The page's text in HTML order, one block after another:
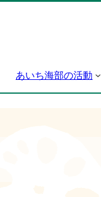
あいち海部の活動